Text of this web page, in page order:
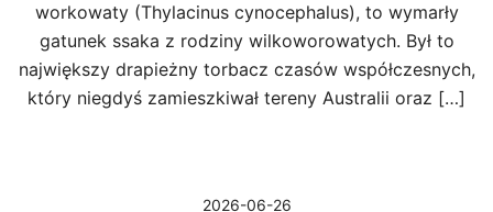
workowaty (Thylacinus cynocephalus), to wymarły
gatunek ssaka z rodziny wilkoworowatych. Był to
największy drapieżny torbacz czasów współczesnych,
który niegdyś zamieszkiwał tereny Australii oraz […]
2026-06-26